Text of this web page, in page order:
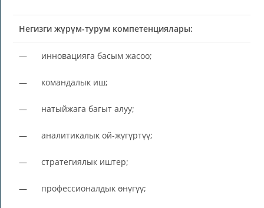
Негизги жүрүм-турум компетенциялары:
— инновацияга басым жасоо;
— командалык иш;
— натыйжага багыт алуу;
— аналитикалык ой-жүгүртүү;
— стратегиялык иштер;
— профессионалдык өнүгүү;